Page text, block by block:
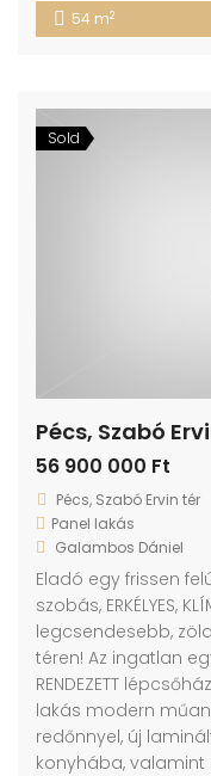
54 m2
Sold
Pécs, Szabó
56 900 000 Ft
Pécs, Szabó Ervin tér
Panel lakás
Galambos Dániel
Eladó egy frissen
szobás, ERKÉLYES,
legcsendesebb,
téren! Az ingatlan
RENDEZETT
lakás modern
redőnnyel, új
konyhába, valamint